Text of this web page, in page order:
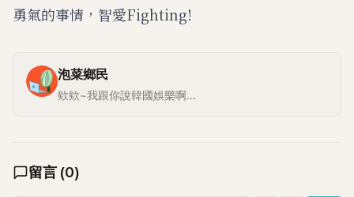
勇氣的事情，智愛Fighting!
泡菜鄉民
欸欸~我跟你說韓國娛樂啊...
留言 (0)